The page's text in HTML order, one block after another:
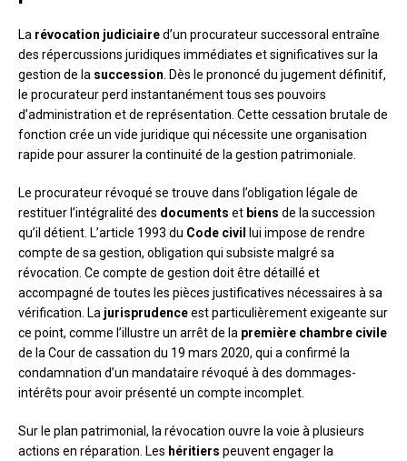
La révocation judiciaired’un procurateur successoral entraîne
des répercussions juridiques immédiates et significatives sur la
gestion de la succession . Dès le prononcé du jugement définitif,
le procurateur perd instantanément tous ses pouvoirs
d’administration et de représentation. Cette cessation brutale de
fonction crée un vide juridique qui nécessite une organisation
rapide pour assurer la continuité de la gestion patrimoniale.
Le procurateur révoqué se trouve dans l’obligation légale de
restituer l’intégralité des documents et biens de la succession
qu’il détient. L’article 1993 du Code civil
lui impose de rendre
compte de sa gestion, obligation qui subsiste malgré sa
révocation. Ce compte de gestion doit être détaillé et
accompagné de toutes les pièces justificatives nécessaires à sa
vérification. La jurisprudenceest particulièrement exigeante sur
ce point, comme l’illustre un arrêt de la première chambre civile
de la Cour de cassation du 19 mars 2020, qui a confirmé la
condamnation d’un mandataire révoqué à des dommages-
intérêts pour avoir présenté un compte incomplet.
Sur le plan patrimonial, la révocation ouvre la voie à plusieurs
actions en réparation. Les héritiers peuvent engager la